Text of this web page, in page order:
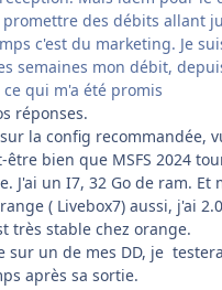
promettre des débits allant
c'est du marketing. Je
semaines mon débit,
qui m'a été promis
réponses.
la config recommandée,
être bien que MSFS 2024
J'ai un I7, 32 Go de ram. Et
( Livebox7) aussi, j'ai
très stable chez orange.
sur un de mes DD, je
après sa sortie.